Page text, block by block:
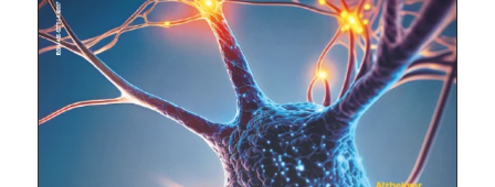
Mit dem |transkript-Newsletter
jede Woche aktuell informiert.
E-